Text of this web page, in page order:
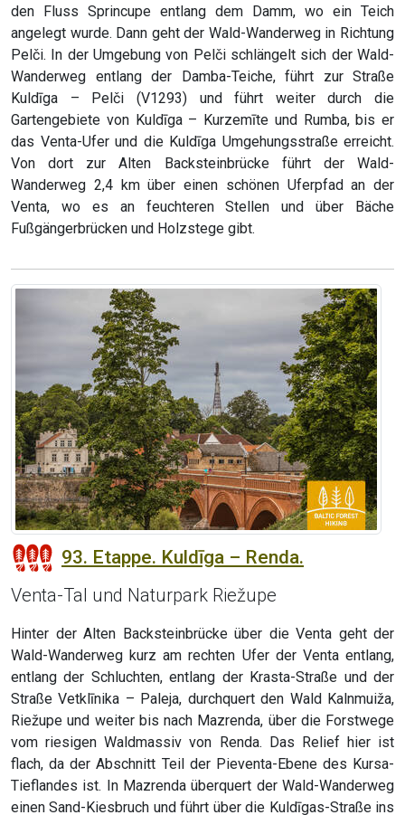
den Fluss Sprincupe entlang dem Damm, wo ein Teich
angelegt wurde. Dann geht der Wald-Wanderweg in Richtung
Pelči. In der Umgebung von Pelči schlängelt sich der Wald-
Wanderweg entlang der Damba-Teiche, führt zur Straße
Kuldīga – Pelči (V1293) und führt weiter durch die
Gartengebiete von Kuldīga – Kurzemīte und Rumba, bis er
das Venta-Ufer und die Kuldīga Umgehungsstraße erreicht.
Von dort zur Alten Backsteinbrücke führt der Wald-
Wanderweg 2,4 km über einen schönen Uferpfad an der
Venta, wo es an feuchteren Stellen und über Bäche
Fußgängerbrücken und Holzstege gibt.
93. Etappe. Kuldīga – Renda.
Venta-Tal und Naturpark Riežupe
Hinter der Alten Backsteinbrücke über die Venta geht der
Wald-Wanderweg kurz am rechten Ufer der Venta entlang,
entlang der Schluchten, entlang der Krasta-Straße und der
Straße Vetklīnika – Paleja, durchquert den Wald Kalnmuiža,
Riežupe und weiter bis nach Mazrenda, über die Forstwege
vom riesigen Waldmassiv von Renda. Das Relief hier ist
flach, da der Abschnitt Teil der Pieventa-Ebene des Kursa-
Tieflandes ist. In Mazrenda überquert der Wald-Wanderweg
einen Sand-Kiesbruch und führt über die Kuldīgas-Straße ins